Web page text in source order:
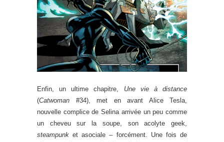
Enfin, un ultime chapitre, Une vie à distance
(Catwoman #34), met en avant Alice Tesla,
nouvelle complice de Selina arrivée un peu comme
un cheveu sur la soupe, son acolyte geek,
steampunk et asociale – forcément. Une fois de